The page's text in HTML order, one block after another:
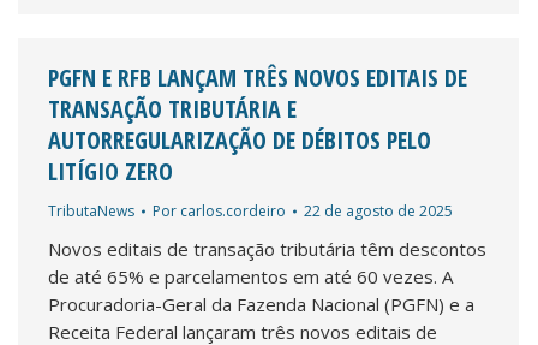
PGFN E RFB LANÇAM TRÊS NOVOS EDITAIS DE
TRANSAÇÃO TRIBUTÁRIA E
AUTORREGULARIZAÇÃO DE DÉBITOS PELO
LITÍGIO ZERO
TributaNews Por carlos.cordeiro 22 de agosto de 2025
Novos editais de transação tributária têm descontos
de até 65% e parcelamentos em até 60 vezes. A
Procuradoria-Geral da Fazenda Nacional (PGFN) e a
Receita Federal lançaram três novos editais de